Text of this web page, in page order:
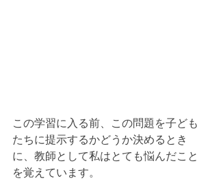
この学習に入る前、この問題を子ども
たちに提示するかどうか決めるとき
に、教師として私はとても悩んだこと
を覚えています。